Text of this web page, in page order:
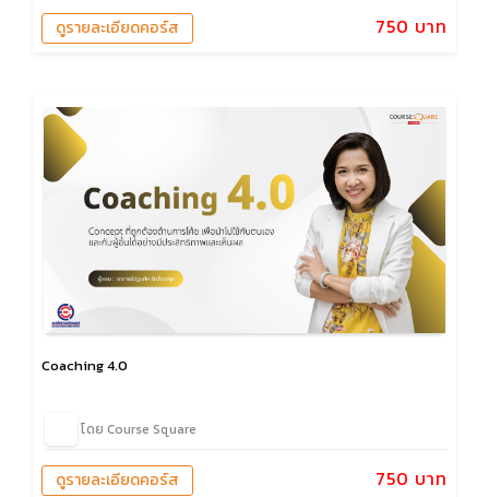
750 บาท
ดูรายละเอียดคอร์ส
Coaching 4.0
โดย Course Square
750 บาท
ดูรายละเอียดคอร์ส